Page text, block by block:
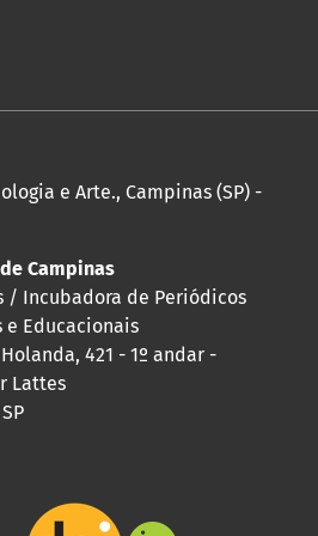
e Arte., Campinas (SP) -
Campinas
Incubadora de Periódicos
e Educacionais
421 - 1º andar -
Lattes